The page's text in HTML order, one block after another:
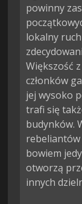
powinny
lokalny
Większość
członków
jej wysoko
trafi się
budynków.
rebeliantów
bowiem
otworzą
innych